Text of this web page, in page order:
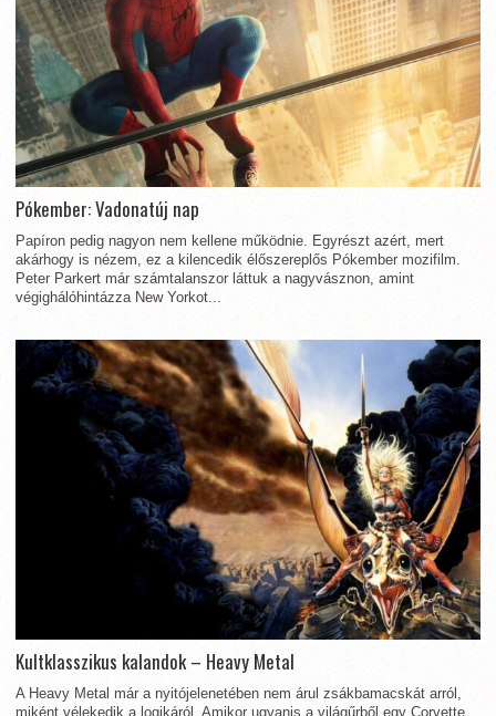
Pókember: Vadonatúj nap
Papíron pedig nagyon nem kellene működnie. Egyrészt azért, mert
akárhogy is nézem, ez a kilencedik élőszereplős Pókember mozifilm.
Peter Parkert már számtalanszor láttuk a nagyvásznon, amint
végighálóhintázza New Yorkot...
Kultklasszikus kalandok – Heavy Metal
A Heavy Metal már a nyitójelenetében nem árul zsákbamacskát arról,
miként vélekedik a logikáról. Amikor ugyanis a világűrből egy Corvette